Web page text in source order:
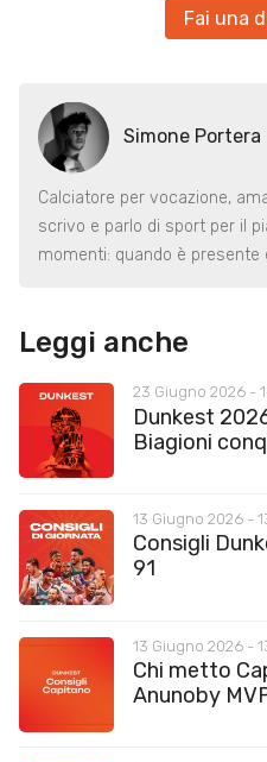
Fai una
Simone Portera
Calciatore per vocazione,
scrivo e parlo di sport per il
momenti: quando è presente
Leggi anche
23 Giugno 2026 -
Dunkest
Biagioni
13 Giugno 2026 -
Consigli
91
13 Giugno 2026 -
Chi metto
Anunoby